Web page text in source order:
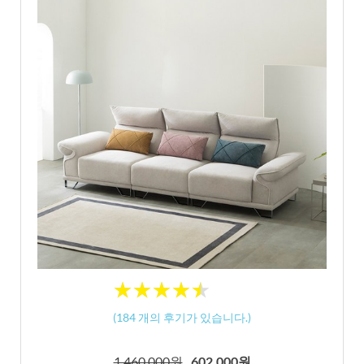
★★★★★
★★★★★
(184 개의 후기가 있습니다.)